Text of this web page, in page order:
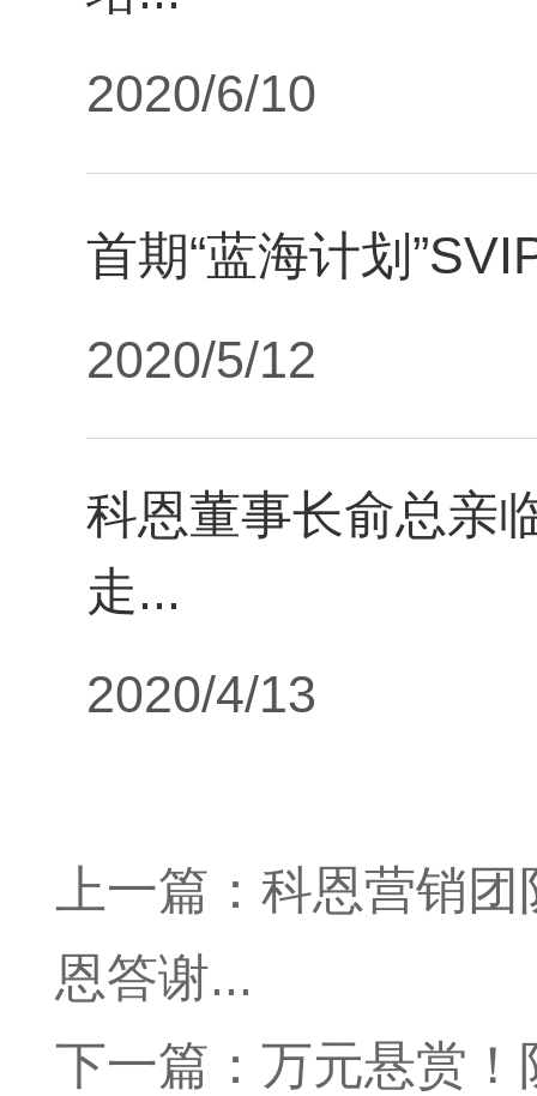
2020/6/10
首期“蓝海计划
2020/5/12
科恩董事长俞总亲
走...
2020/4/13
上一篇：科恩营销团
恩答谢...
下一篇：万元悬赏！